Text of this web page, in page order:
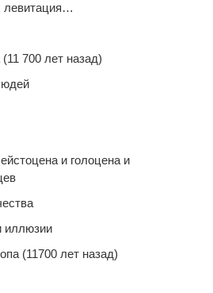
левитация…
700 лет назад)
и голоцена и
иллюзии
(11700 лет назад)